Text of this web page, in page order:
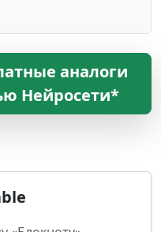
аналоги
Нейросети*